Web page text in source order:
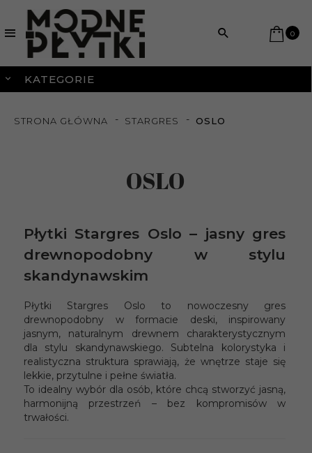
0
KATEGORIE
STRONA GŁÓWNA STARGRES OSLO
OSLO
Płytki Stargres Oslo – jasny gres
drewnopodobny w stylu
skandynawskim
Płytki Stargres Oslo to nowoczesny gres
drewnopodobny w formacie deski, inspirowany
jasnym, naturalnym drewnem charakterystycznym
dla stylu skandynawskiego. Subtelna kolorystyka i
realistyczna struktura sprawiają, że wnętrze staje się
lekkie, przytulne i pełne światła.
To idealny wybór dla osób, które chcą stworzyć jasną,
harmonijną przestrzeń – bez kompromisów w
trwałości.